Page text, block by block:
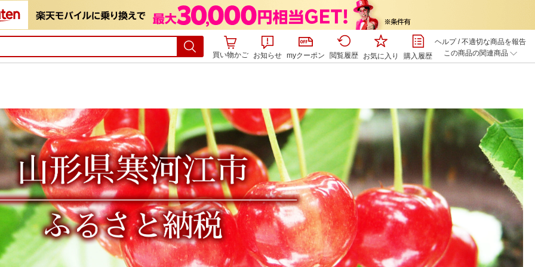
買い物かご お知らせ myクーポン 閲覧履歴 お気に入り 購入履歴
ヘルプ/不適切な商品を報告
この商品の関連商品